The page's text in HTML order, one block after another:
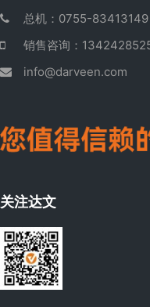
总机：0755-83413149
销售咨询：
info@darveen.com
关注达文